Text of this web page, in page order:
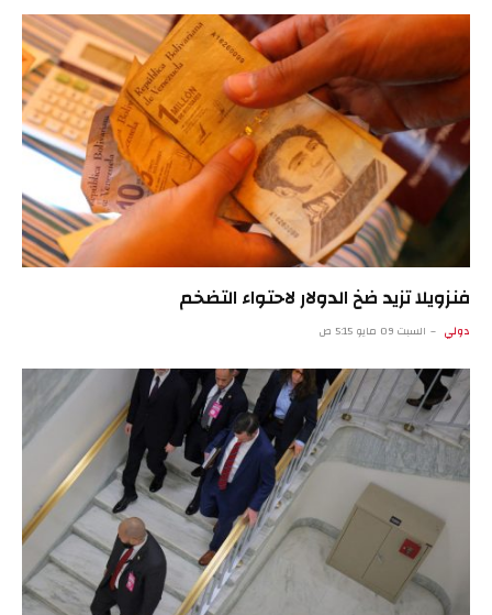
فنزويلا تزيد ضخ الدولار لاحتواء التضخم
دولي السبت 09 مايو 5:15 ص